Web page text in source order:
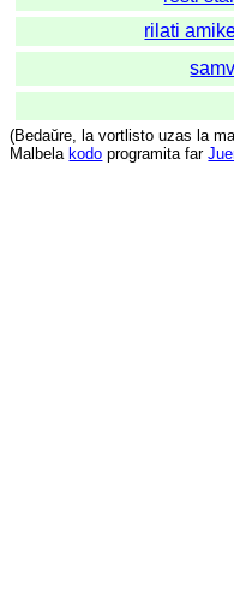
rilati
(Bedaŭre, la vortlisto uzas la
Malbela kodo programita far